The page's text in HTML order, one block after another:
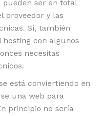
pueden ser en total
proveedor y las
Sí, también
hosting con algunos
necesitas
está conviertiendo en
una web para
principio no sería